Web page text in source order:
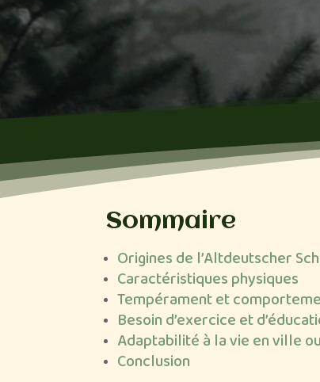
Sommaire
Origines de l’Altdeutscher
Caractéristiques physiques
Tempérament et
Besoin d’exercice et
Adaptabilité à la vie en ville
Conclusion